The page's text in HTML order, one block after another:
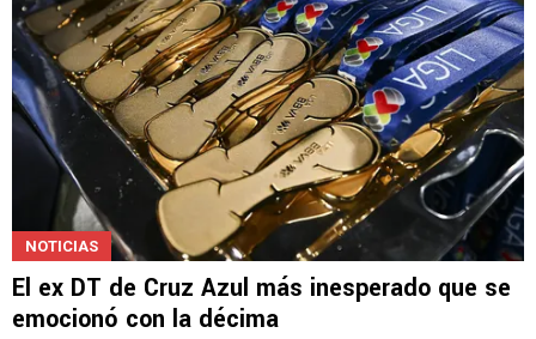
NOTICIAS
El ex DT de Cruz Azul más inesperado que se
emocionó con la décima